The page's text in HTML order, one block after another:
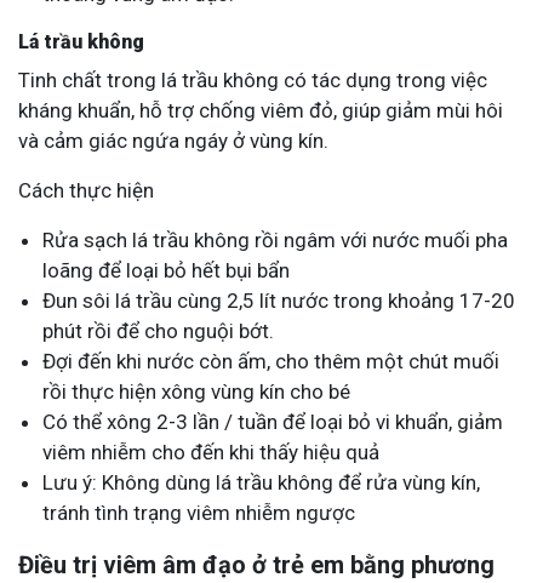
Lá trầu không
Tinh chất trong lá trầu không có tác dụng trong việc
kháng khuẩn, hỗ trợ chống viêm đỏ, giúp giảm mùi hôi
và cảm giác ngứa ngáy ở vùng kín.
Cách thực hiện
Rửa sạch lá trầu không rồi ngâm với nước muối pha
loãng để loại bỏ hết bụi bẩn
Đun sôi lá trầu cùng 2,5 lít nước trong khoảng 17-20
phút rồi để cho nguội bớt.
Đợi đến khi nước còn ấm, cho thêm một chút muối
rồi thực hiện xông vùng kín cho bé
Có thể xông 2-3 lần / tuần để loại bỏ vi khuẩn, giảm
viêm nhiễm cho đến khi thấy hiệu quả
Lưu ý: Không dùng lá trầu không để rửa vùng kín,
tránh tình trạng viêm nhiễm ngược
Điều trị viêm âm đạo ở trẻ em bằng phương